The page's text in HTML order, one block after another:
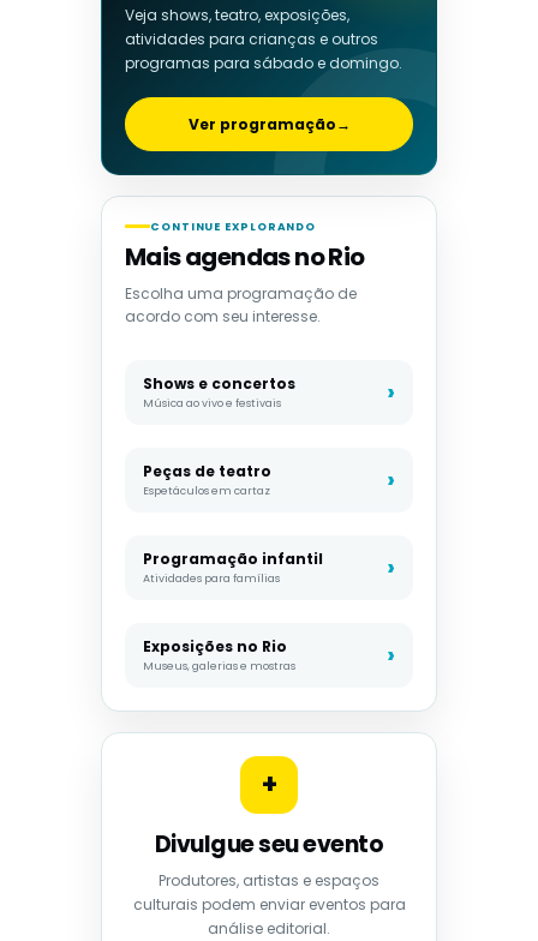
Veja shows, teatro, exposições,
atividades para crianças e outros
programas para sábado e domingo.
Ver programação→
CONTINUE EXPLORANDO
Mais agendas no Rio
Escolha uma programação de
acordo com seu interesse.
Shows e concertos
Música ao vivo e festivais
Peças de teatro
Espetáculos em cartaz
Programação infantil
Atividades para famílias
Exposições no Rio
Museus, galerias e mostras
+
Divulgue seu evento
Produtores, artistas e espaços
culturais podem enviar eventos para
análise editorial.